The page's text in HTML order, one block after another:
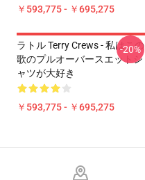
￥593,775 - ￥695,275
ラトル Terry Crews - 私はこの
歌のプルオーバースエットシ
ャツが大好き
￥593,775 - ￥695,275
-20%